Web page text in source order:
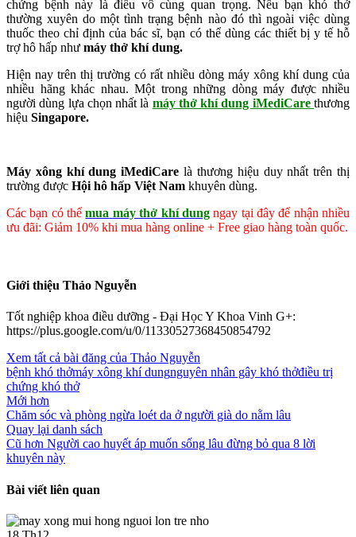
chứng bệnh này là điều vô cùng quan trọng. Nếu bạn khó thở
thường xuyên do một tình trạng bệnh nào đó thì ngoài việc dùng
thuốc theo chỉ định của bác sĩ, bạn có thể dùng các thiết bị y tế hỗ
trợ hô hấp như máy thở khí dung.
Hiện nay trên thị trường có rất nhiều dòng máy xông khí dung của
nhiều hãng khác nhau. Một trong những dòng máy được nhiều
người dùng lựa chọn nhất là máy thở khí dung iMediCarethương
hiệu Singapore.
Máy xông khí dung iMediCare là thương hiệu duy nhất trên thị
trường được Hội hô hấp Việt Nam khuyên dùng.
Các bạn có thểmua máy thở khí dungngay tại đây để nhận nhiều
ưu đãi: Giảm 10% khi mua hàng online + Free giao hàng toàn quốc.
Giới thiệu Thảo Nguyễn
Tốt nghiệp khoa điều dưỡng - Đại Học Y Khoa Vinh G+:
https://plus.google.com/u/0/11330527368450854792
Xem tất cả bài đăng của Thảo Nguyễn
bệnh khó thởmáy xông khí dungnguyên nhân gây khó thởđiều trị
chứng khó thở
Mới hơn
Chăm sóc và phòng ngừa loét da ở người già do nằm lâu
Quay lại danh sách
Cũ hơn Người cao huyết áp muốn sống lâu đừng bỏ qua 8 lời
khuyên này
Bài viết liên quan